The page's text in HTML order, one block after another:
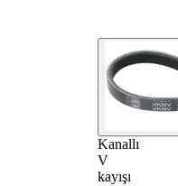
Kanallı
V
kayışı